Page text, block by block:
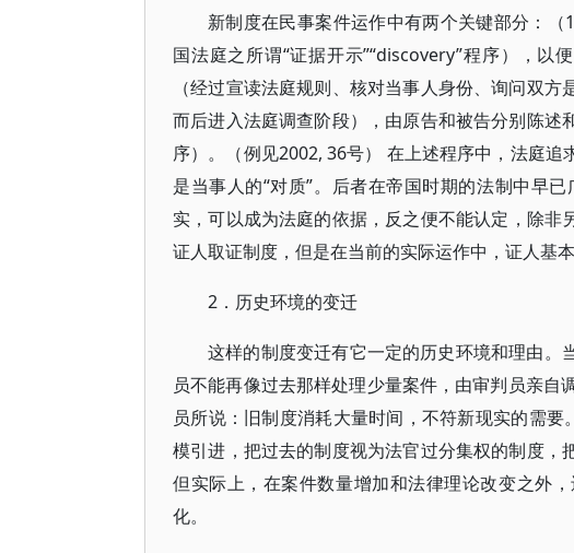
新制度在民事案件运作中有两个关键部分：
国法庭之所谓“证据开示”“discovery”程序），以
（经过宣读法庭规则、核对当事人身份、询问双
而后进入法庭调查阶段），由原告和被告分别陈
序）。（例见2002, 36号） 在上述程序中，法庭
是当事人的“对质”。后者在帝国时期的法制中早
实，可以成为法庭的依据，反之便不能认定，除
证人取证制度，但是在当前的实际运作中，证人基
2．历史环境的变迁
这样的制度变迁有它一定的历史环境和理由。
员不能再像过去那样处理少量案件，由审判员亲
员所说：旧制度消耗大量时间，不符新现实的需
模引进，把过去的制度视为法官过分集权的制度，
但实际上，在案件数量增加和法律理论改变之外
化。